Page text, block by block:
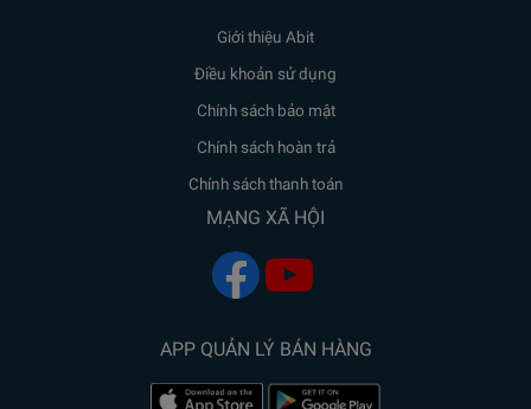
Giới thiệu Abit
Điều khoản sử dụng
Chính sách bảo mật
Chính sách hoàn trả
Chính sách thanh toán
MẠNG XÃ HỘI
APP QUẢN LÝ BÁN HÀNG